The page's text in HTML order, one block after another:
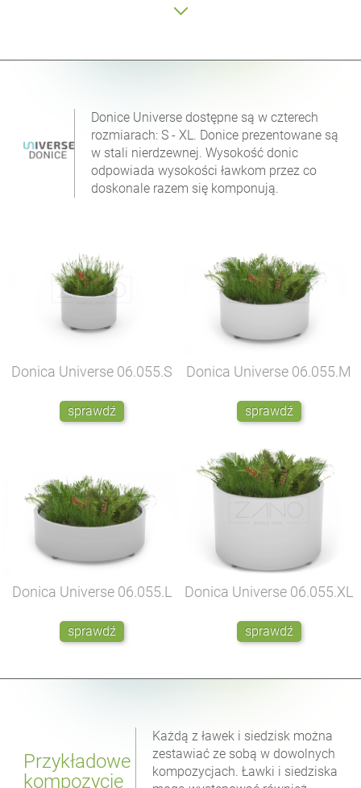
Donice Universe dostępne są w czterech
rozmiarach: S - XL. Donice prezentowane są
w stali nierdzewnej. Wysokość donic
odpowiada wysokości ławkom przez co
doskonale razem się komponują.
Donica Universe 06.055.S
sprawdź
Donica Universe 06.055.M
sprawdź
Donica Universe 06.055.L
sprawdź
Donica Universe 06.055.XL
sprawdź
Przykładowe
kompozycje
Każdą z ławek i siedzisk można
zestawiać ze sobą w dowolnych
kompozycjach. Ławki i siedziska